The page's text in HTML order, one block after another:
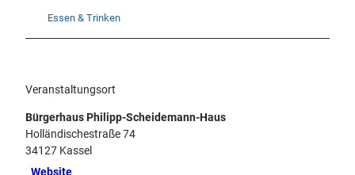
Essen & Trinken
Veranstaltungsort
Bürgerhaus Philipp-Scheidemann-Haus
Holländischestraße 74
34127 Kassel
Website